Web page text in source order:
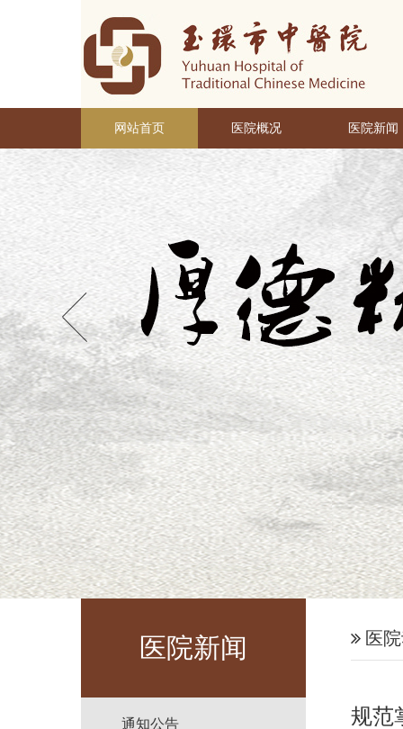
网站首页 医院概况 医院新闻
医院新闻
通知公告
医
规范